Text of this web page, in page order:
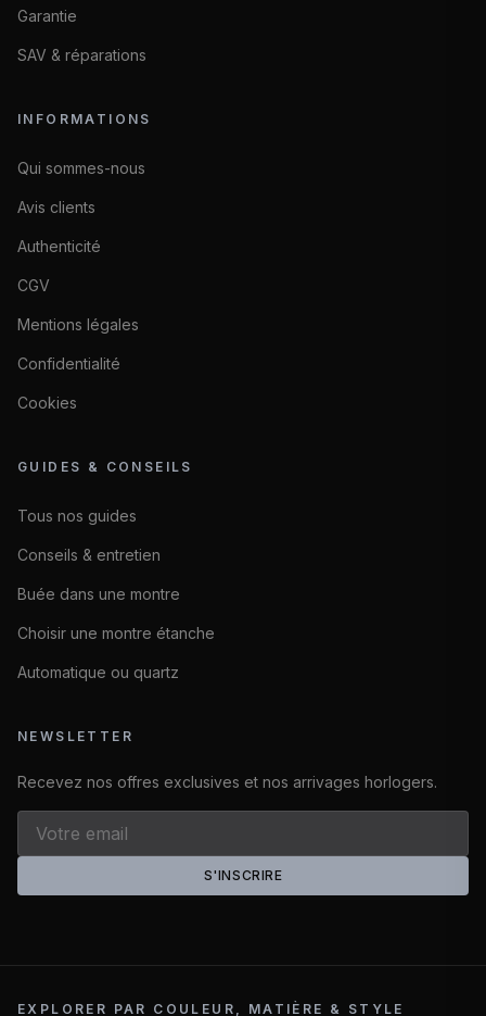
Garantie
SAV & réparations
INFORMATIONS
Qui sommes-nous
Avis clients
Authenticité
CGV
Mentions légales
Confidentialité
Cookies
GUIDES & CONSEILS
Tous nos guides
Conseils & entretien
Buée dans une montre
Choisir une montre étanche
Automatique ou quartz
NEWSLETTER
Recevez nos offres exclusives et nos arrivages horlogers.
S'INSCRIRE
EXPLORER PAR COULEUR, MATIÈRE & STYLE